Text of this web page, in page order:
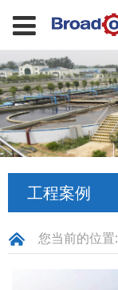
工程案例
您当前的位置: